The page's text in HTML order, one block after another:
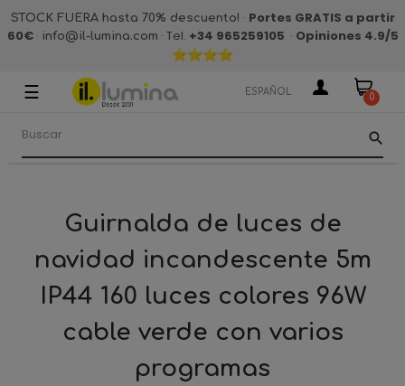
STOCK FUERA hasta 70% descuento! · Portes GRATIS a partir
60€· info@il-lumina.com · Tel. +34 965259105 · Opiniones 4.9/5
Navegación
palanca
☰ ESPAÑOL 0
search
Guirnalda de luces de
navidad incandescente 5m
IP44 160 luces colores 96W
cable verde con varios
programas